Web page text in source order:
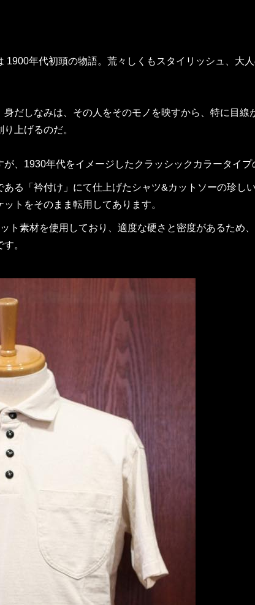
1900年代初頭の物語。荒々しくもスタイリッシュ、大
だしなみは、その人をそのモノを映すから、特に目線
上げるのだ。
、1930年代をイメージしたクラッシックカラータイプ
る「衿付け」にて仕上げたシャツ&カットソーの珍し
トをそのまま転用してあります。
ト素材を使用しており、適度な硬さと密度があるため
。